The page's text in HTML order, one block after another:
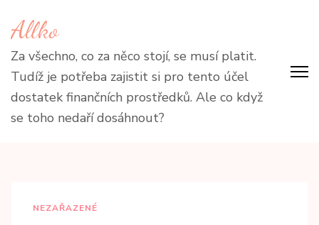
na
obsah
(stiskněte
Enter)
Allko
Za všechno, co za něco stojí, se musí platit.
Tudíž je potřeba zajistit si pro tento účel
dostatek finančních prostředků. Ale co když
se toho nedaří dosáhnout?
NEZAŘAZENÉ